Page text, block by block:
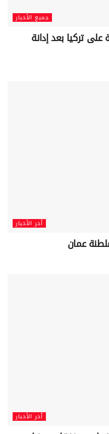
جميع الأخبار
تركيا بعد إدانة
آخر الأخبار
عمان
آخر الأخبار